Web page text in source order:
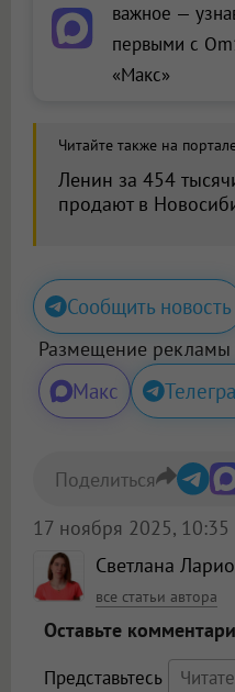
важное —
первыми с
«Макс»
Читайте также на
Ленин за 454
продают в
Сообщить новость
Размещение рекламы
Макс
Светлана
все статьи автора
17 ноября 2025, 10:35
Поделиться
Оставьте
Представьтесь